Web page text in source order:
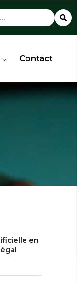
Contact
en